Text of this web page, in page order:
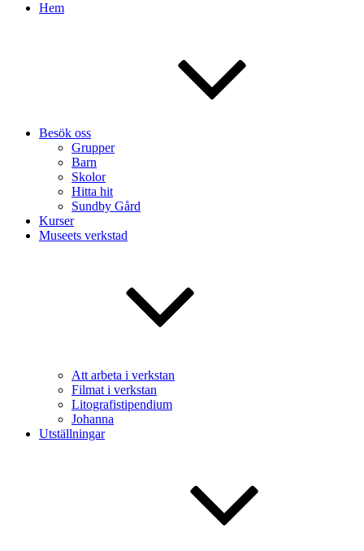
Hem
Besök oss
Grupper
Barn
Skolor
Hitta hit
Sundby Gård
Kurser
Museets verkstad
Att arbeta i verkstan
Filmat i verkstan
Litografistipendium
Johanna
Utställningar